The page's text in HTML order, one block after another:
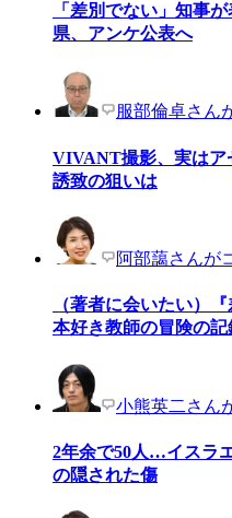
「差別でない」知事
県、アンケ公表へ
服部倫卓さん
VIVANT撮影、実はア
誘致の狙いは
阿部藹さんが
（著者に会いたい）
本好き教師の冒険の
小熊英二さん
2年余で50人…イスラ
の隠された傷